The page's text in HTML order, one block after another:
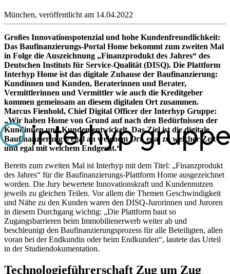
München, veröffentlicht am 14.04.2022
Großes Innovationspotenzial und hohe Kundenfreundlichkeit:
Das Baufinanzierungs-Portal Home bekommt zum zweiten Mal
in Folge die Auszeichnung „Finanzprodukt des Jahres“ des
Deutschen Instituts für Service-Qualität (DISQ). Die Plattform
Interhyp Home ist das digitale Zuhause der Baufinanzierung:
Kundinnen und Kunden, Beraterinnen und Berater,
Vermittlerinnen und Vermittler wie auch die Kreditgeber
kommen gemeinsam an diesem digitalen Ort zusammen.
Marcus Fienhold, Chief Digital Officer der Interhyp Gruppe:
Wir haben Home von Grund auf nach den Bedürfnissen der
Kundinnen und Kunden entwickelt. Das Ziel ist die digitale
Baufinanzierung – egal an welchem Ort, egal zu welcher Zeit
und egal mit welchem Endgerät.
Bereits zum zweiten Mal ist Interhyp mit dem Titel: „Finanzprodukt
des Jahres“ für die Baufinanzierungs-Plattform Home ausgezeichnet
worden. Die Jury bewertete Innovationskraft und Kundennutzen
jeweils zu gleichen Teilen. Vor allem die Themen Geschwindigkeit
und Nähe zu den Kunden waren den DISQ-Jurorinnen und Juroren
in diesem Durchgang wichtig: „Die Plattform baut so
Zugangsbarrieren beim Immobilienerwerb weiter ab und
beschleunigt den Baufinanzierungsprozess für alle Beteiligten, allen
voran bei der Endkundin oder beim Endkunden“, lautete das Urteil
in der Studiendokumentation.
Technologieführerschaft Zug um Zug